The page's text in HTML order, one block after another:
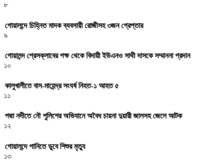
৮
গোয়ালন্দে চিহ্নিত মাদক ব্যবসায়ী রোজীসহ ৩জন গ্রেপ্তার
৯
গোয়ালন্দ প্রেসক্লাবের পক্ষ থেকে বিদায়ী ইউএনও সাথী দাসকে সম্মাননা প্রদান
১০
কালুখালীতে বাস-মাহেন্দ্র সংঘর্ষ নিহত-১ আহত ৫
১১
পদ্মা নদীতে নৌ পুলিশের অভিযানে অবৈধ চায়না দুয়ারী জালসহ জেলে আটক
১২
গোয়ালন্দে পানিতে ডুবে শিশুর মৃত্যু
১৩